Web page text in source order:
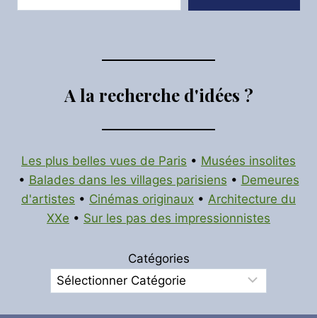
A la recherche d'idées ?
Les plus belles vues de Paris • Musées insolites
• Balades dans les villages parisiens • Demeures
d'artistes • Cinémas originaux • Architecture du
XXe • Sur les pas des impressionnistes
Catégories